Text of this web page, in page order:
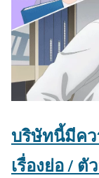
บริษัทนี้มีคว
เรื่องย่อ /